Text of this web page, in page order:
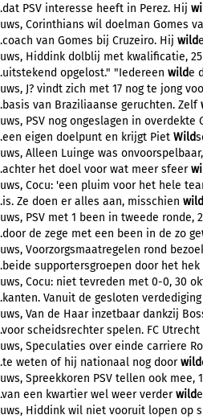
PSV interesse heeft in Perez. Hij
Corinthians wil doelman Gomes
van Gomes bij Cruzeiro. Hij wild
Hiddink dolblij met kwalificatie, 25
opgelost." "Iedereen wilde
J? vindt zich met 17 nog te jong
van Braziliaanse geruchten. Zelf
PSV nog ongeslagen in overdekte
eigen doelpunt en krijgt Piet Wild
Alleen Luinge was onvoorspelbaar,
het doel voor wat meer sfeer
Cocu: 'een pluim voor het hele
Ze doen er alles aan, misschien wild
PSV met 1 been in tweede ronde,
de zege met een been in de zo ge
Voorzorgsmaatregelen rond
supportersgroepen door het hek
Cocu: niet tevreden met 0-0, 30
Vanuit de gesloten verdediging
Van de Haar inzetbaar dankzij
scheidsrechter spelen. FC Utrecht
Speculaties over einde carriere
weten of hij nationaal nog doorwild
Spreekkoren PSV tellen ook mee,
een kwartier wel weer verderwild
Hiddink wil niet vooruit lopen op